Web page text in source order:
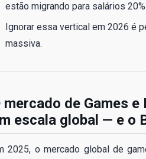
estão migrando para salários
Ignorar essa vertical em 2026 é
massiva.
mercado de Games
escala global — e o
2025, o mercado global de